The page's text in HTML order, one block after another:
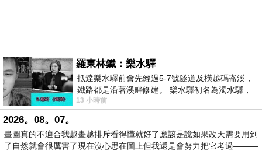
羅東林鐵：樂水驛
抵達樂水驛前會先經過5-7號隧道及橫越碼崙溪，
鐵路都是沿著溪畔修建。 樂水驛初名為濁水驛，
但因與臺鐵集集線車站同名，於1953
13 小時前
2026。08。07。
畫圖真的不適合我越畫越排斥看得懂就好了應該是說如果改天需要用到
了自然就會很厲害了現在沒心思在圖上但我還是會努力把它考過———